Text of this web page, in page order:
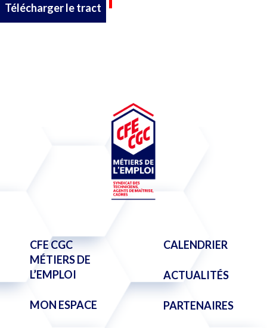
Télécharger le tract
CFE CGC
MÉTIERS DE
L’EMPLOI
MON ESPACE
CALENDRIER
ACTUALITÉS
PARTENAIRES